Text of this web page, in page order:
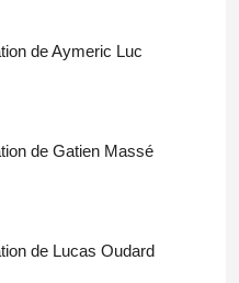
de Aymeric Luc
de Gatien Massé
de Lucas Oudard